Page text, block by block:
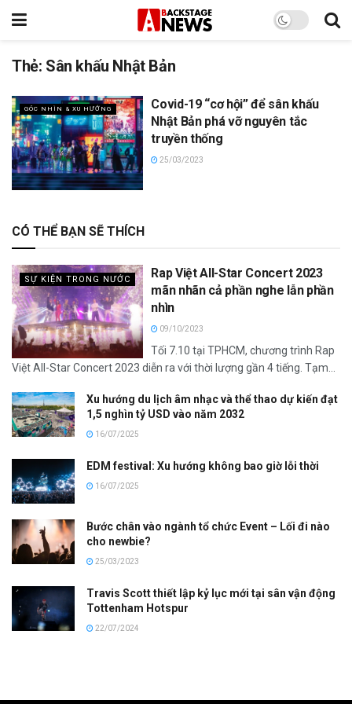
Thẻ: Sân khấu Nhật Bản
GÓC NHÌN & XU HƯỚNG
Covid-19 “cơ hội” để sân khấu
Nhật Bản phá vỡ nguyên tắc
truyền thống
25/03/2023
CÓ THỂ BẠN SẼ THÍCH
SỰ KIỆN TRONG NƯỚC
Rap Việt All-Star Concert 2023
mãn nhãn cả phần nghe lẫn phần
nhìn
09/10/2023
Tối 7.10 tại TPHCM, chương trình Rap
Việt All-Star Concert 2023 diễn ra với thời lượng gần 4 tiếng. Tạm...
Xu hướng du lịch âm nhạc và thể thao dự kiến đạt
1,5 nghìn tỷ USD vào năm 2032
16/07/2025
EDM festival: Xu hướng không bao giờ lỗi thời
16/07/2025
Bước chân vào ngành tổ chức Event – Lối đi nào
cho newbie?
25/03/2023
Travis Scott thiết lập kỷ lục mới tại sân vận động
Tottenham Hotspur
22/07/2024